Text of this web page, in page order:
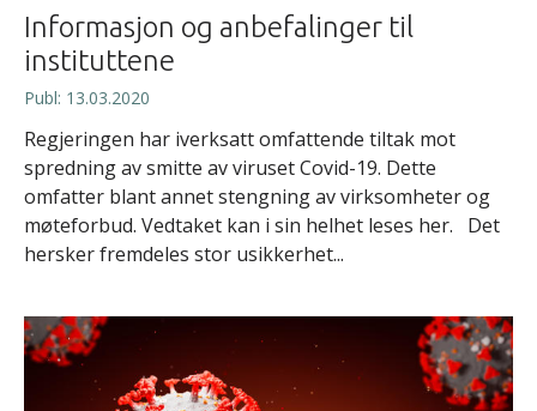
Informasjon og anbefalinger til
instituttene
Publ: 13.03.2020
Regjeringen har iverksatt omfattende tiltak mot
spredning av smitte av viruset Covid-19. Dette
omfatter blant annet stengning av virksomheter og
møteforbud. Vedtaket kan i sin helhet leses her. Det
hersker fremdeles stor usikkerhet...